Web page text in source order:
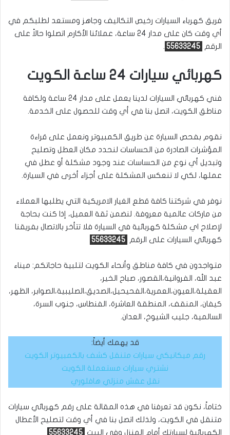
فريق كهرباء السيارات رخيص التكاليف وجاهز ومستعد لطلبكم في
أي وقت كان على مدار 24 ساعة، عملائنا الأكارم اتصلوا حالاً على
الرقم 55633245
.
كهربائي سيارات 24 ساعة الكويت
فني كهربائي السيارات لدينا يعمل على مدار 24 ساعة ولكافة
مناطق الكويت، اتصل بنا في أي وقت للحصول على الخدمة.
نقوم بفحص السيارة عن طريق الكمبيوتر ونعمل على قراءة
المؤشرات الصادرة من الحساسات لنحدد مكان العطل وتصليح
وتبديل أي نوع من الحساسات عند وجود مشكلة أو عطل في
عملها، لكي لا تنعكس المشكلة على أجزاء أخرى في السيارة.
نوفر في شركتنا كافة قطع الغيار الامريكية التي يطلبها العملاء
من ماركات عالمية معروفة. لنضمن ثقة العميل، إذا كنت بحاجة
لإصلاح اي مشكلة كهربائية في السيارة فلا تتأخر بالاتصال بفريقنا
كهربائي السيارات على الرقم
55633245
متواجدون في كافة مناطق وأنحاء الكويت لتلبية حاجاتكم: ميناء
عبد الله، الفروانية،القصور، صباح الخير،
العقيلة،العيون،العمرية،الفحيحيل،الصديق،الصليبية،الصوابر، الظهر،
كيفان، المنقف، المنطقة العاشرة، الفنطاس، جنوب السرة،
السالمية، جليب الشيوخ، العدان.
قد يهمك أيضاً:
رقم ميكانيكي سيارات متنقل كشف بالكمبيوتر الكويت
نشتري سيارات مستعملة الكويت
نقل عفش منزلي هافلوري
ختاماً، نكون قد تعرفنا في هذه المقالة على رقم كهربائي سيارات
متنقل في الكويت، ولذلك اتصل بنا في أي وقت لتصليح الأعطال
الكهربائية لسيارتك أمام المنزل وفي البيت 55633245